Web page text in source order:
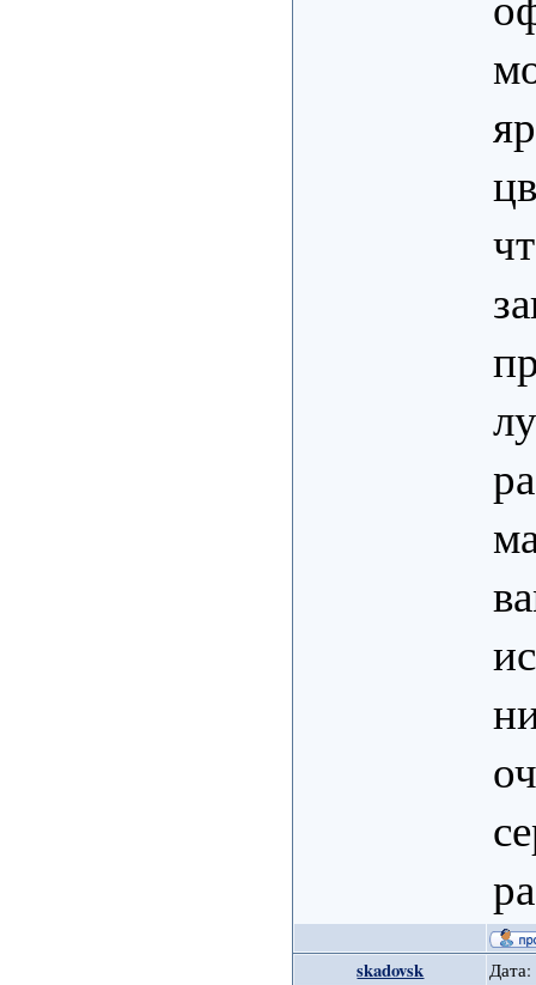
skadovsk Дата: